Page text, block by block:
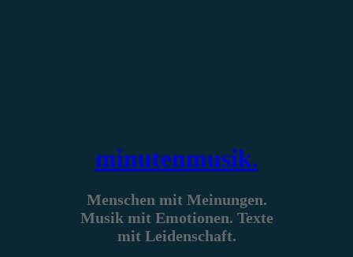
minutenmusik.
Menschen mit Meinungen.
Musik mit Emotionen. Texte
mit Leidenschaft.